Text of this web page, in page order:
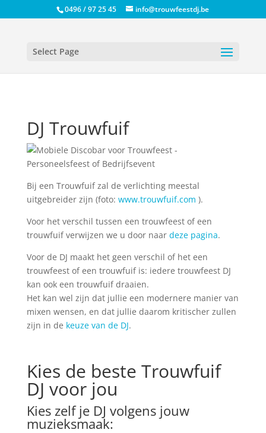
0496 / 97 25 45 info@trouwfeestdj.be
Select Page
DJ Trouwfuif
Bij een Trouwfuif zal de verlichting meestal
uitgebreider zijn (foto: www.trouwfuif.com ).
Voor het verschil tussen een trouwfeest of een
trouwfuif verwijzen we u door naar deze pagina.
Voor de DJ maakt het geen verschil of het een
trouwfeest of een trouwfuif is: iedere trouwfeest DJ
kan ook een trouwfuif draaien.
Het kan wel zijn dat jullie een modernere manier van
mixen wensen, en dat jullie daarom kritischer zullen
zijn in de keuze van de DJ.
Kies de beste Trouwfuif
DJ voor jou
Kies zelf je DJ volgens jouw
muzieksmaak: